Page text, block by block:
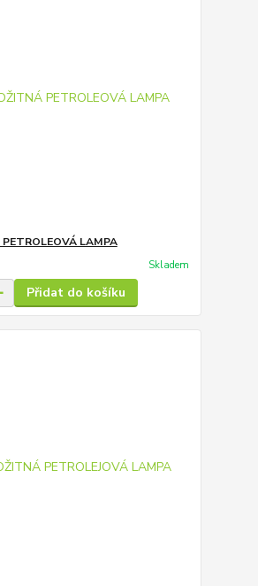
LAMPA
Skladem
Přidat do košíku